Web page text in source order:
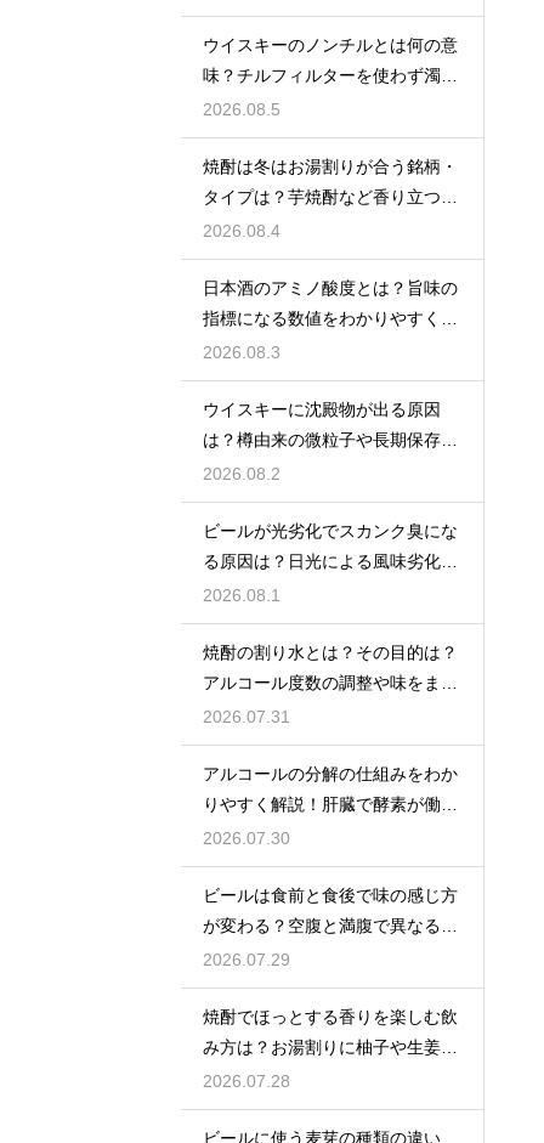
ウイスキーのノンチルとは何の意
味？チルフィルターを使わず濁り
をあえて残す製法
2026.08.5
焼酎は冬はお湯割りが合う銘柄・
タイプは？芋焼酎など香り立つ本
格焼酎で体が温まる
2026.08.4
日本酒のアミノ酸度とは？旨味の
指標になる数値をわかりやすく解
説
2026.08.3
ウイスキーに沈殿物が出る原因
は？樽由来の微粒子や長期保存で
成分が析出するため
2026.08.2
ビールが光劣化でスカンク臭にな
る原因は？日光による風味劣化を
解説
2026.08.1
焼酎の割り水とは？その目的は？
アルコール度数の調整や味をまろ
やかにする効果を解説
2026.07.31
アルコールの分解の仕組みをわか
りやすく解説！肝臓で酵素が働き
アセトアルデヒドに変化して無害
化
2026.07.30
ビールは食前と食後で味の感じ方
が変わる？空腹と満腹で異なる味
覚の感じ方を解説
2026.07.29
焼酎でほっとする香りを楽しむ飲
み方は？お湯割りに柚子や生姜を
加えてリラックス効果を実感
2026.07.28
ビールに使う麦芽の種類の違い